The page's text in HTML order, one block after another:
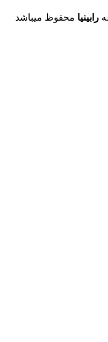
رابینیا محفوظ میباشد